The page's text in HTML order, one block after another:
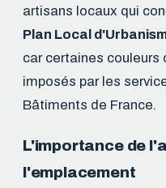
artisans locaux qui
Plan Local
car certaines couleurs
imposés par les
Bâtiments de France.
L'importance de
l'emplacement